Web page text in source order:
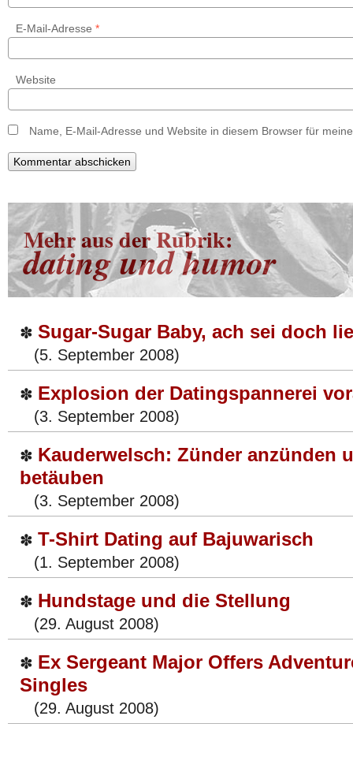
E-Mail-Adresse *
Website
Name, E-Mail-Adresse und Website in diesem Browser für
Mehr aus der Rubrik:
dating und humor
✽ Sugar-Sugar Baby, ach sei doch
(5. September 2008)
✽ Explosion der Datingspannerei
(3. September 2008)
✽ Kauderwelsch: Zünder anzünden
betäuben
(3. September 2008)
✽ T-Shirt Dating auf Bajuwarisch
(1. September 2008)
✽ Hundstage und die Stellung
(29. August 2008)
✽ Ex Sergeant Major Offers
Singles
(29. August 2008)